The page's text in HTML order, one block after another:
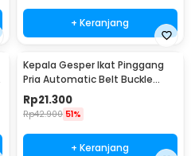
+ Keranjang
Kepala Gesper Ikat Pinggang
Pria Automatic Belt Buckle
Metal Model 2 - 620
Rp21.300
Rp42.900 51%
+ Keranjang